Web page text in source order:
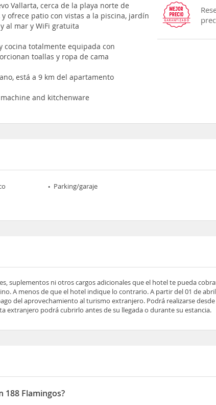
Vallarta, cerca de la playa norte de
ofrece patio con vistas a la piscina, jardín
al mar y WiFi gratuita
cocina totalmente equipada con
toallas y ropa de cama
está a 9 km del apartamento
and kitchenware
Parking/garaje
suplementos ni otros cargos adicionales que el hotel te pueda
A menos de que el hotel indique lo contrario. A partir del 01 de
del aprovechamiento al turismo extranjero. Podrá realizarse
extranjero podrá cubrirlo antes de su llegada o durante su estancia.
188 Flamingos?